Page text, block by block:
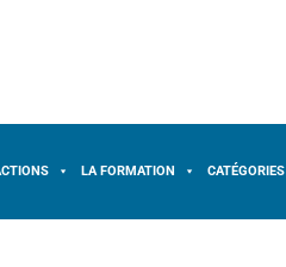
LA FORMATION CATÉGORIES